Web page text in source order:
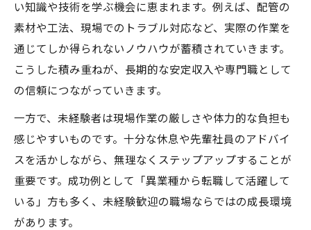
い知識や技術を学ぶ機会に恵まれます。例えば、配管の
素材や工法、現場でのトラブル対応など、実際の作業を
通じてしか得られないノウハウが蓄積されていきます。
こうした積み重ねが、長期的な安定収入や専門職として
の信頼につながっていきます。
一方で、未経験者は現場作業の厳しさや体力的な負担も
感じやすいものです。十分な休息や先輩社員のアドバイ
スを活かしながら、無理なくステップアップすることが
重要です。成功例として「異業種から転職して活躍して
いる」方も多く、未経験歓迎の職場ならではの成長環境
があります。